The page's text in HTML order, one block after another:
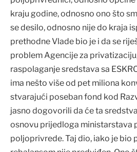
kraju godine, odnosno ono što
se desilo, odnosno nije do kraja
prethodne Vlade bio je i da se
problem Agencije za
raspolaganje sredstava sa
ima nešto više od pet miliona
stvarajući poseban fond kod
jasno dogovorili da će ta
osnovu prijedloga ministarstava
poljoprivrede. Taj dio, iako je bio